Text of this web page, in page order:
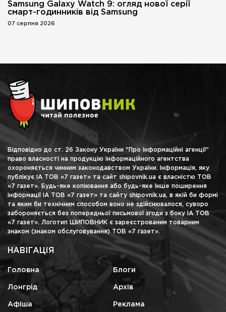
Samsung Galaxy Watch 9: огляд нової серії
смарт-годинників від Samsung
07 серпня 2026
Відповідно до ст. 26 Закону України "Про інформаційні агенції"
право власності на продукцію інформаційного агентства
охороняється чинним законодавством України. Інформація, яку
публікує ІА ТОВ «7 газет» та сайт shipovnik.ua є власністю ТОВ
«7 газет». Будь-яке копіювання або будь-яке інше поширення
інформації ІА ТОВ «7 газет» та сайту shipovnik.ua, в якій би формі
та яким би технічним способом воно не здійснювалося, суворо
забороняється без попередньої письмової згоди з боку ІА ТОВ
«7 газет». Логотип ШИПОВНИК є зареєстрованим товарним
знаком (знаком обслуговування) ТОВ «7 газет».
НАВІГАЦІЯ
Головна Блоги
Лонгрід Архів
Афіша Реклама